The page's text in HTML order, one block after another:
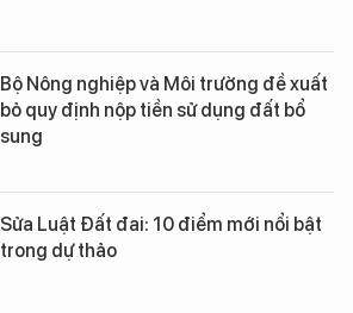
Bộ Nông nghiệp và Môi trường đề xuất
bỏ quy định nộp tiền sử dụng đất bổ
sung
Sửa Luật Đất đai: 10 điểm mới nổi bật
trong dự thảo